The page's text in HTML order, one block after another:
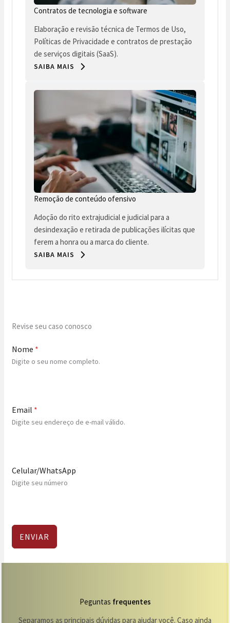
Contratos de tecnologia e software
Elaboração e revisão técnica de Termos de Uso,
Políticas de Privacidade e contratos de prestação
de serviços digitais (SaaS).
SAIBA MAIS
Remoção de conteúdo ofensivo
Adoção do rito extrajudicial e judicial para a
desindexação e retirada de publicações ilícitas que
ferem a honra ou a marca do cliente.
SAIBA MAIS
Revise seu caso conosco
Nome *
Digite o seu nome completo.
Email *
Digite seu endereço de e-mail válido.
Celular/WhatsApp
Digite seu número
ENVIAR
Peguntas frequentes
Separamos as principais dúvidas para ajudar você. Caso ainda